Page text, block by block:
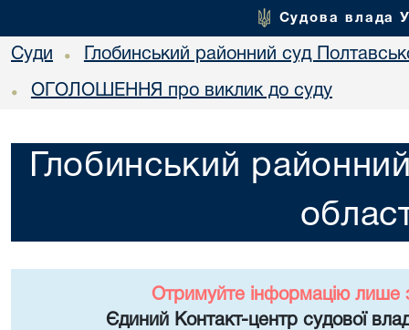
Судова влада
Суди • Глобинський районний суд
• ОГОЛОШЕННЯ про виклик до суду
Глобинський
Отримуйте інформацію лише
Єдиний Контакт-центр судової